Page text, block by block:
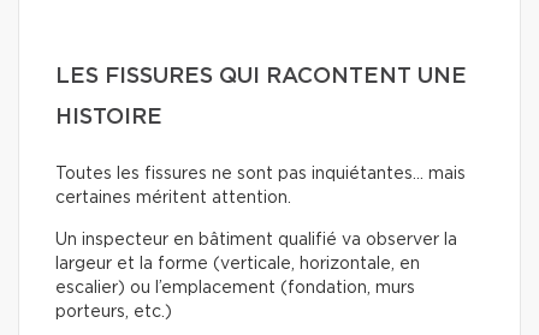
LES FISSURES QUI RACONTENT UNE
HISTOIRE
Toutes les fissures ne sont pas inquiétantes… mais
certaines méritent attention.
Un inspecteur en bâtiment qualifié va observer la
largeur et la forme (verticale, horizontale, en
escalier) ou l’emplacement (fondation, murs
porteurs, etc.)